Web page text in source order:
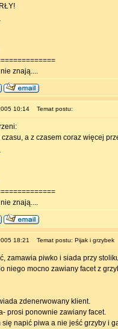
znają....
10:14 Temat postu:
a z czasem coraz więcej
znają....
18:21 Temat postu: Pijak i grzybek
zamawia piwko i siada przy
niego mocno zawiany facet z
zdenerwowany klient.
prosi ponownie zawiany facet.
się napić piwa a nie jeść grzyby i